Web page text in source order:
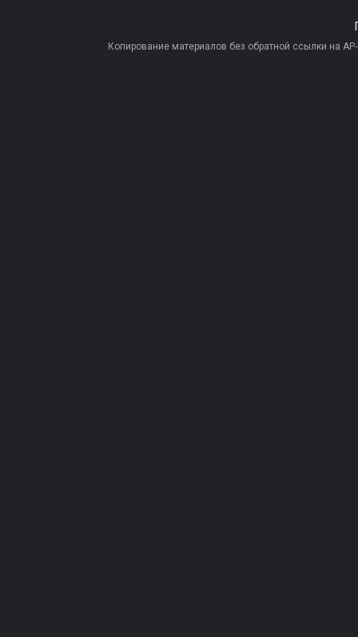
Копирование материалов без обратной ссылки на